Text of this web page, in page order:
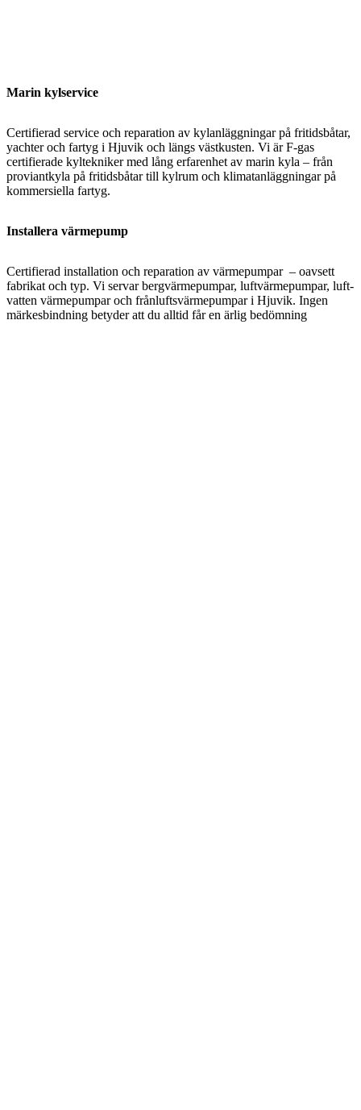
Marin kylservice
Certifierad service och reparation av kylanläggningar på fritidsbåtar,
yachter och fartyg i Hjuvik och längs västkusten. Vi är F-gas
certifierade kyltekniker med lång erfarenhet av marin kyla – från
proviantkyla på fritidsbåtar till kylrum och klimatanläggningar på
kommersiella fartyg.
Installera värmepump
Certifierad installation och reparation av värmepumpar – oavsett
fabrikat och typ. Vi servar bergvärmepumpar, luftvärmepumpar, luft-
vatten värmepumpar och frånluftsvärmepumpar i Hjuvik. Ingen
märkesbindning betyder att du alltid får en ärlig bedömning